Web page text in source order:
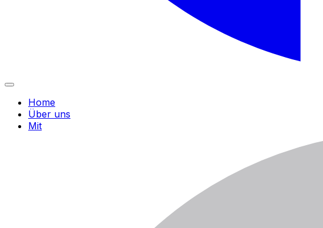
Home
Über uns
Mit